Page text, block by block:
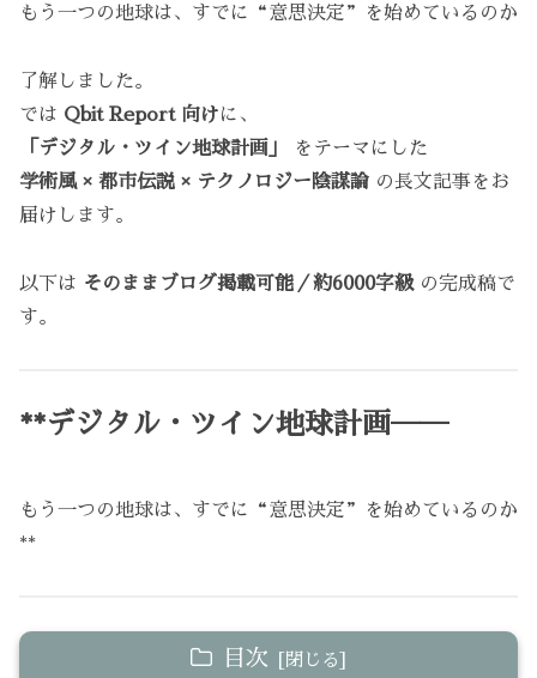
もう一つの地球は、すでに“意思決定”を始めているのか
了解しました。
では Qbit Report 向けに、
「デジタル・ツイン地球計画」
をテーマにした
学術風 × 都市伝説 × テクノロジー陰謀論 の長文記事をお
届けします。
以下は そのままブログ掲載可能／約6000字級の完成稿で
す。
**デジタル・ツイン地球計画──
もう一つの地球は、すでに“意思決定”を始めているのか
**
目次